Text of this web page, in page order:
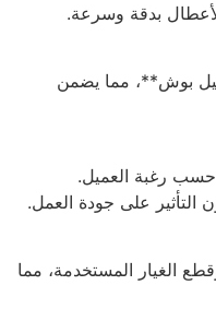
بدقة وسرعة.
بوش**، مما يضمن
حسب رغبة العميل.
على جودة العمل.
الغيار المستخدمة، مما